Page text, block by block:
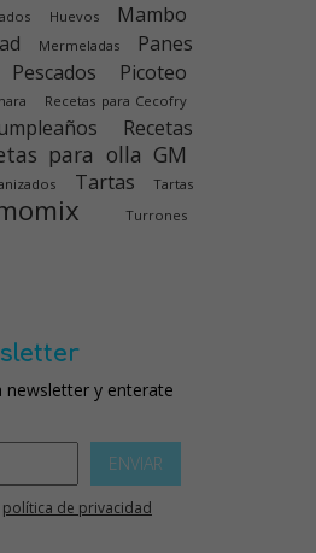
Huevos
Mambo
Mermeladas
Panes
Pescados Picoteo
Recetas para Cecofry
Recetas
para olla GM
Tartas
Tartas
Turrones
newsletter y enterate
ENVIAR
política de privacidad